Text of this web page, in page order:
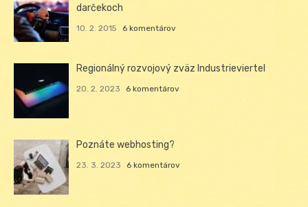
darčekoch
10. 2. 2015 6 komentárov
Regionálný rozvojový zväz Industrieviertel
20. 2. 2023 6 komentárov
Poznáte webhosting?
23. 3. 2023 6 komentárov